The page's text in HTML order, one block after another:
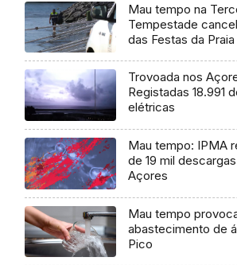
Mau tempo na
Tempestade
das Festas da Praia
Trovoada nos
Registadas 18.991
elétricas
Mau tempo: IPMA
de 19 mil
Açores
Mau tempo
abastecimento de
Pico